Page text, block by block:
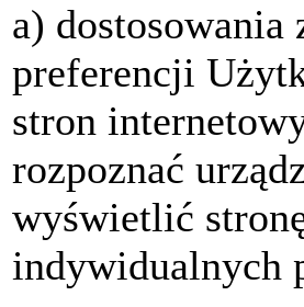
a)
preferencji
stron
rozpoznać
wyświetlić
indywidualnych